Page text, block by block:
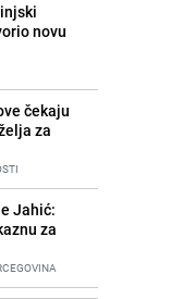
i
novu
čekaju
za
Jahić:
za